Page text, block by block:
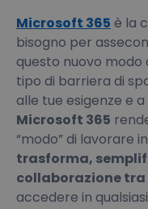
Microsoft 365 è la
bisogno per
questo nuovo
tipo di barriera di
alle tue esigenze e
Microsoft 365
“modo” di lavorare
trasforma,
collaborazione
accedere in